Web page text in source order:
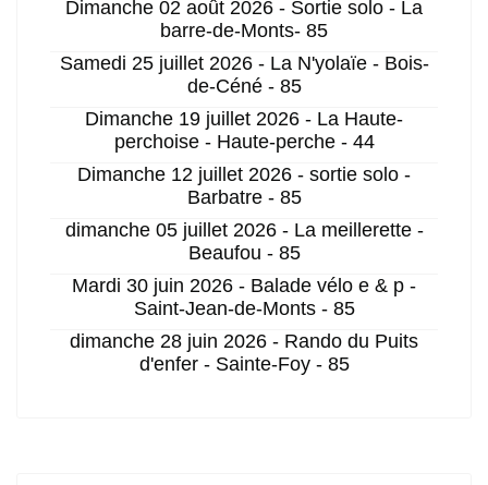
Dimanche 02 août 2026 - Sortie solo - La
barre-de-Monts- 85
Samedi 25 juillet 2026 - La N'yolaïe - Bois-
de-Céné - 85
Dimanche 19 juillet 2026 - La Haute-
perchoise - Haute-perche - 44
Dimanche 12 juillet 2026 - sortie solo -
Barbatre - 85
dimanche 05 juillet 2026 - La meillerette -
Beaufou - 85
Mardi 30 juin 2026 - Balade vélo e & p -
Saint-Jean-de-Monts - 85
dimanche 28 juin 2026 - Rando du Puits
d'enfer - Sainte-Foy - 85